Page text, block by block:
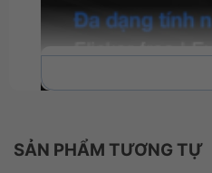
Màn hình Asus
SẢN PHẨM TƯƠNG TỰ